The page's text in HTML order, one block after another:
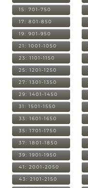
15: 701-750
17: 801-850
19: 901-950
21: 1001-1050
23: 1101-1150
25: 1201-1250
27: 1301-1350
29: 1401-1450
31: 1501-1550
33: 1601-1650
35: 1701-1750
37: 1801-1850
39: 1901-1950
41: 2001-2050
43: 2101-2150